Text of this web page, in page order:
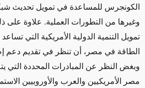
الكونجرس للمساعدة في تمويل تحديث
وغيرها من التطورات العملية. علاوة على
تمويل التنمية الدولية الأمريكية التي
الطاقة في مصر، أن تنظر في تقديم دعم
وبغض النظر عن المبادرات المحددة التي
مصر الأمريكيين والعرب والأوروبيين